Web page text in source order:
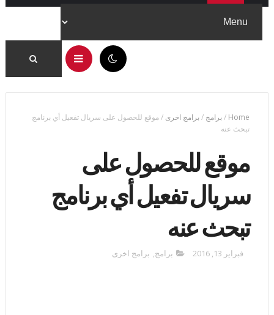
Home
/برامج /برامج اخرى /موقع للحصول على سريال تفعيل أي برنامج
تبحث عنه
موقع للحصول على
سريال تفعيل أي برنامج
تبحث عنه
فبراير 13, 2016 برامج, برامج اخرى